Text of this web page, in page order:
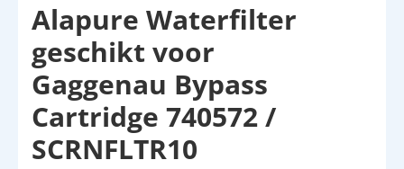
HUISMERK
Alapure Waterfilter
geschikt voor
Gaggenau Bypass
Cartridge 740572 /
SCRNFLTR10